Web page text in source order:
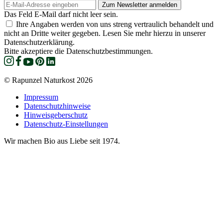
Das Feld E-Mail darf nicht leer sein.
Ihre Angaben werden von uns streng vertraulich behandelt und
nicht an Dritte weiter gegeben. Lesen Sie mehr hierzu in unserer
Datenschutzerklärung.
Bitte akzeptiere die Datenschutzbestimmungen.
© Rapunzel Naturkost 2026
Impressum
Datenschutzhinweise
Hinweisgeberschutz
Datenschutz-Einstellungen
Wir machen Bio aus Liebe seit 1974.